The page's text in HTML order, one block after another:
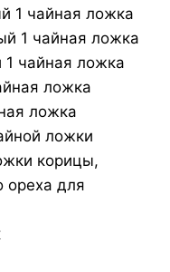
1 чайная ложка
1 чайная ложка
чайная ложка
ложка
ложка
ложки
корицы,
ореха для